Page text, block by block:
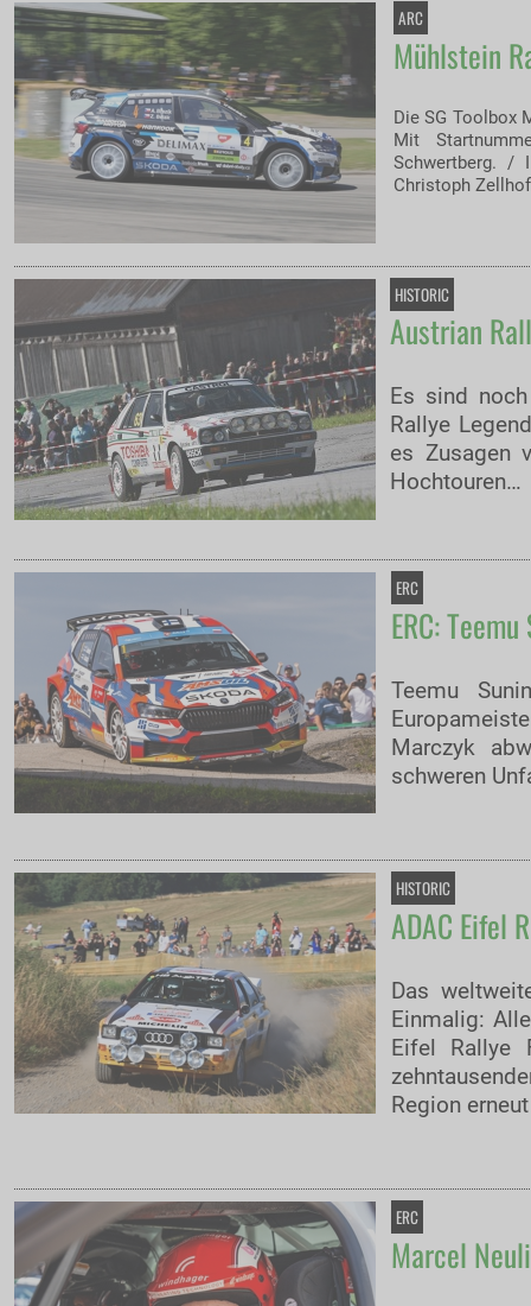
ARC
Mühlstein
Die SG Toolbox
Mit
Schwertberg. /
Christoph
HISTORIC
Austrian
Es sind
Rallye
es Zusagen
Hochtouren…
ERC
ERC:
Teemu
Marczyk
schweren
HISTORIC
ADAC Eifel
Das
Einmalig:
Eifel Rallye
Region
ERC
Marcel